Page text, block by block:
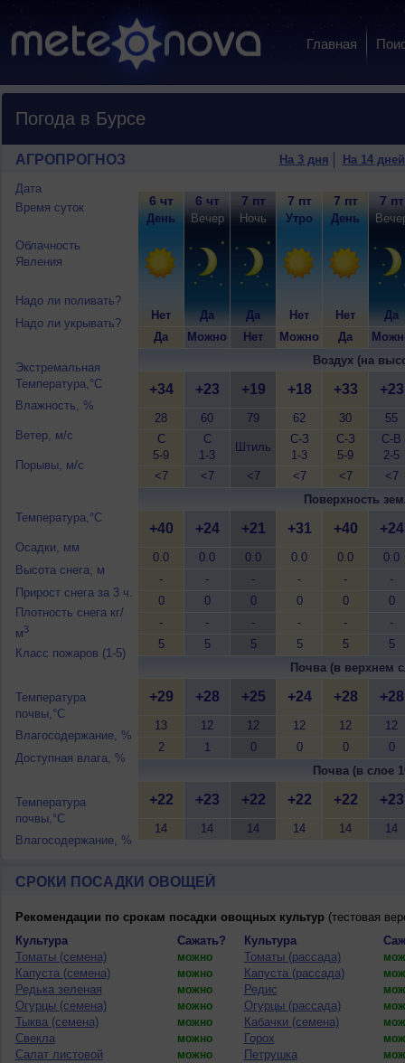
Главная
Погода в Бурсе
АГРОПРОГНОЗ На 3 дня На 14 дней
Дата
Время суток
Облачность
Явления
Надо ли поливать?
Надо ли укрывать?
Экстремальная
Температура,°C
Влажность, %
Ветер, м/с
Порывы, м/с
Температура,°C
Осадки, мм
Высота снега, м
Прирост снега за 3 ч.
Плотность снега кг/
м3
Класс пожаров (1-5)
Температура
почвы,°C
Влагосодержание, %
Доступная влага, %
Температура
почвы,°C
Влагосодержание, %
6 чт
День
Нет
Да
6 чт
Вечер
Да
Можно
7 пт
Ночь
Да
Нет
7 пт
Утро
Нет
Можно
7 пт
День
Нет
Да
7 пт
Да
Воздух (на
+34
28
С
5-9
<7
+23
60
С
1-3
<7
+19
79
Штиль
<7
+18
62
С-З
1-3
<7
+33
30
С-З
5-9
<7
+23
55
С-В
2-5
<7
Поверхность
+40
0.0
-
0
-
5
+24
0.0
-
0
-
5
+21
0.0
-
0
-
5
+31
0.0
-
0
-
5
+40
0.0
-
0
-
5
+24
0.0
-
0
-
5
Почва (в верхнем
+29
13
2
+28
12
1
+25
12
0
+24
12
0
+28
12
0
+28
12
0
Почва (в слое
+22
14
+23
14
+22
14
+22
14
+22
14
+23
14
СРОКИ ПОСАДКИ ОВОЩЕЙ
Рекомендации по срокам посадки овощных культур(тестовая
Культура
Сажать? Культура
Томаты (семена)
можно Томаты (рассада)
Капуста (семена) можно Капуста (рассада)
Редька зеленая можно Редис
Огурцы (семена) можно Огурцы (рассада)
Тыква (семена) можно Кабачки (семена)
Свекла можно Горох
Салат листовой можно Петрушка